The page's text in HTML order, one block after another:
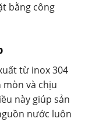
bằng công
từ inox 304
mòn và chịu
này giúp sản
nước luôn